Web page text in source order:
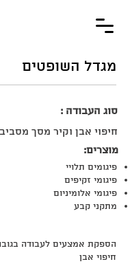
מגדל השופטים
סוג העבודה :
חיפוי אבן וקיר מסך
מוצרים:
פיגומים תלויי
פיגומי זקיפים
פיגומי אלומיניום
מתקני קבע
הספקת אמצעים לעבודה
חיפוי אבן